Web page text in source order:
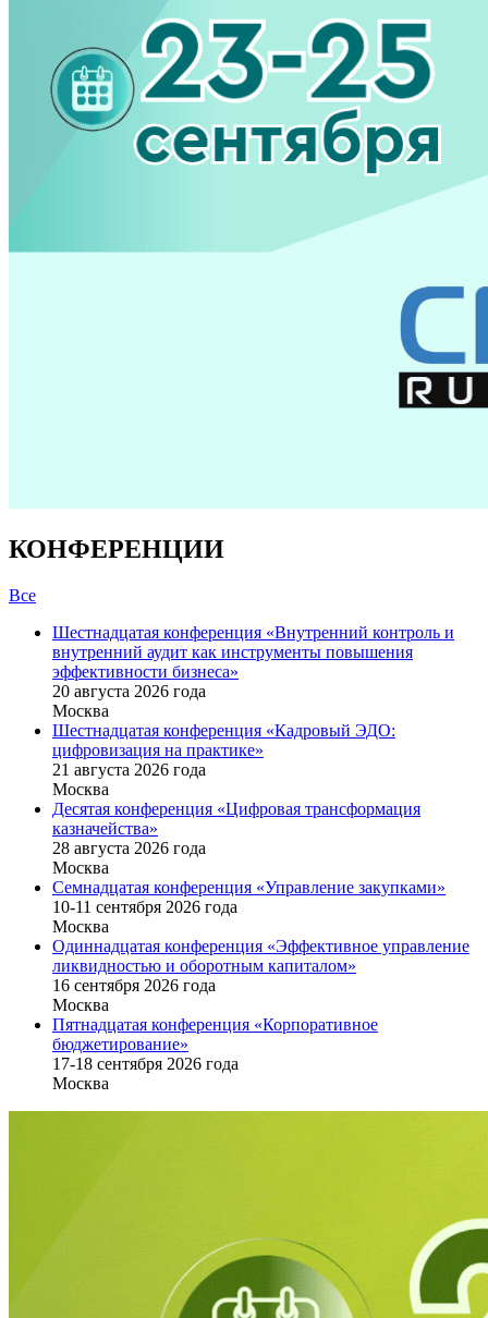
КОНФЕРЕНЦИИ
Все
Шестнадцатая конференция «Внутренний контроль и
внутренний аудит как инструменты повышения
эффективности бизнеса»
20 августа 2026 года
Москва
Шестнадцатая конференция «Кадровый ЭДО:
цифровизация на практике»
21 августа 2026 года
Москва
Десятая конференция «Цифровая трансформация
казначейства»
28 августа 2026 года
Москва
Семнадцатая конференция «Управление закупками»
10-11 сентября 2026 года
Москва
Одиннадцатая конференция «Эффективное управление
ликвидностью и оборотным капиталом»
16 cентября 2026 года
Москва
Пятнадцатая конференция «Корпоративное
бюджетирование»
17-18 сентября 2026 года
Москва